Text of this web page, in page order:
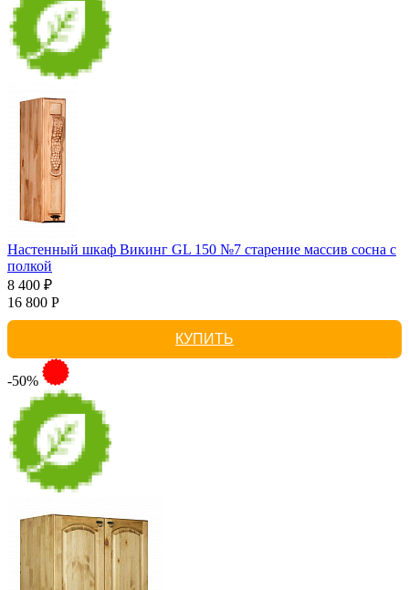
Настенный шкаф Викинг GL 150 №7 старение массив сосна с
полкой
8 400 ₽
16 800 Р
КУПИТЬ
-50%